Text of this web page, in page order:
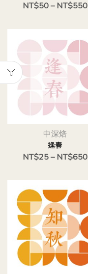
NT$50 – NT$550
中深焙
逢春
NT$25 – NT$650